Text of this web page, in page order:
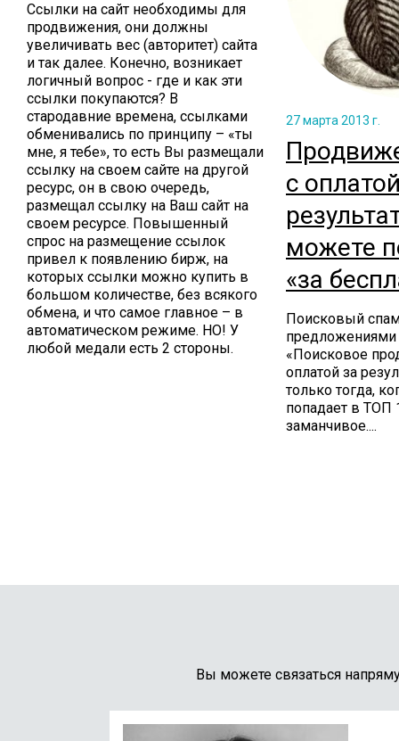
Ссылки на сайт необходимы для
продвижения, они должны
увеличивать вес (авторитет) сайта
и так далее. Конечно, возникает
логичный вопрос - где и как эти
ссылки покупаются? В
стародавние времена, ссылками
обменивались по принципу – «ты
мне, я тебе», то есть Вы размещали
ссылку на своем сайте на другой
ресурс, он в свою очередь,
размещал ссылку на Ваш сайт на
своем ресурсе. Повышенный
спрос на размещение ссылок
привел к появлению бирж, на
которых ссылки можно купить в
большом количестве, без всякого
обмена, и что самое главное – в
автоматическом режиме. НО! У
любой медали есть 2 стороны.
27 марта 2013 г.
с
можете
«за
Поисковый
предложениями
«Поисковое
оплатой за
только тогда,
попадает в ТОП
заманчивое....
Вы можете связаться